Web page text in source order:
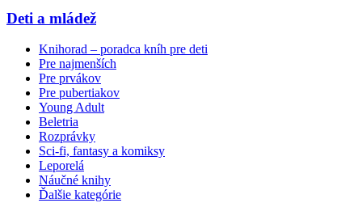
Deti a mládež
Knihorad – poradca kníh pre deti
Pre najmenších
Pre prvákov
Pre pubertiakov
Young Adult
Beletria
Rozprávky
Sci-fi, fantasy a komiksy
Leporelá
Náučné knihy
Ďalšie kategórie